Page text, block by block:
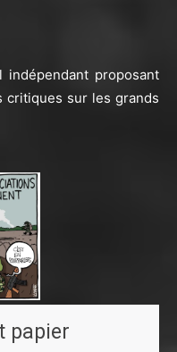
proposant
critiques sur les grands
papier